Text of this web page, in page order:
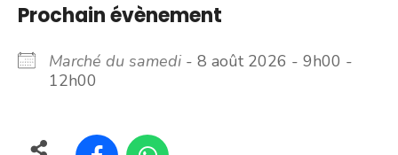
Prochain évènement
Marché du samedi - 8 août 2026 - 9h00 -
12h00